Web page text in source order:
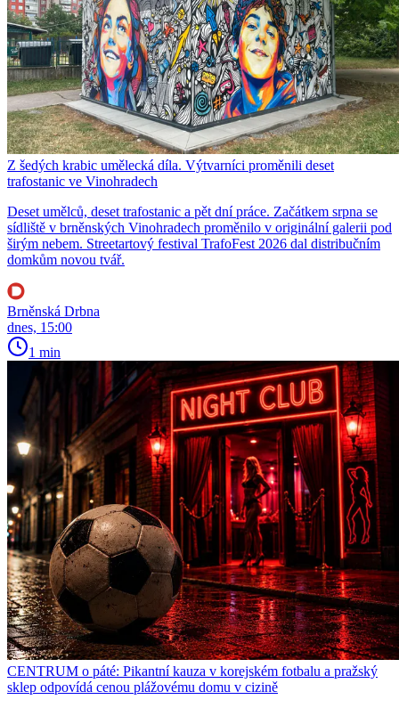
Z šedých krabic umělecká díla. Výtvarníci proměnili deset
trafostanic ve Vinohradech
Deset umělců, deset trafostanic a pět dní práce. Začátkem srpna se
sídliště v brněnských Vinohradech proměnilo v originální galerii pod
širým nebem. Streetartový festival TrafoFest 2026 dal distribučním
domkům novou tvář.
Brněnská Drbna
dnes, 15:00
1 min
CENTRUM o páté: Pikantní kauza v korejském fotbalu a pražský
sklep odpovídá cenou plážovému domu v cizině